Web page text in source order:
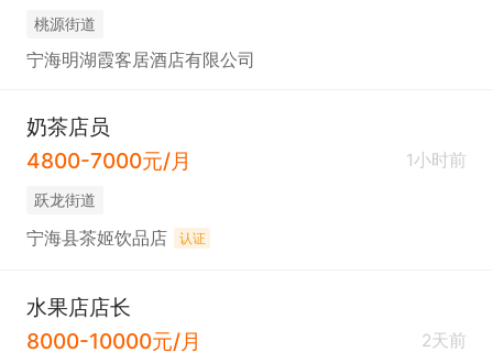
桃源街道
宁海明湖霞客居酒店有限公司
奶茶店员
4800-7000元/月
1小时前
跃龙街道
宁海县茶姬饮品店 认证
水果店店长
8000-10000元/月
2天前